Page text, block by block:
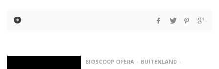
BIOSCOOP OPERA
BUITENLAND